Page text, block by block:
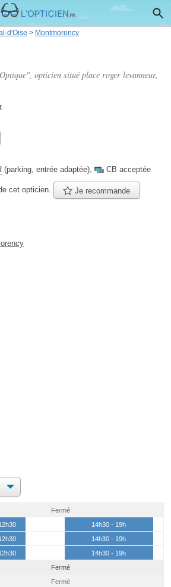
d'Oise > Montmorency
opticien situé place roger levanneur,
(parking, entrée adaptée), CB acceptée
cet opticien. Je recommande
Fermé
14h30 - 19h
14h30 - 19h
14h30 - 19h
Fermé
Fermé